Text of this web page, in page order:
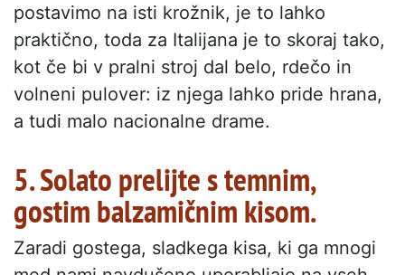
postavimo na isti krožnik, je to lahko
praktično, toda za Italijana je to skoraj tako,
kot če bi v pralni stroj dal belo, rdečo in
volneni pulover: iz njega lahko pride hrana,
a tudi malo nacionalne drame.
5. Solato prelijte s temnim,
gostim balzamičnim kisom.
Zaradi gostega, sladkega kisa, ki ga mnogi